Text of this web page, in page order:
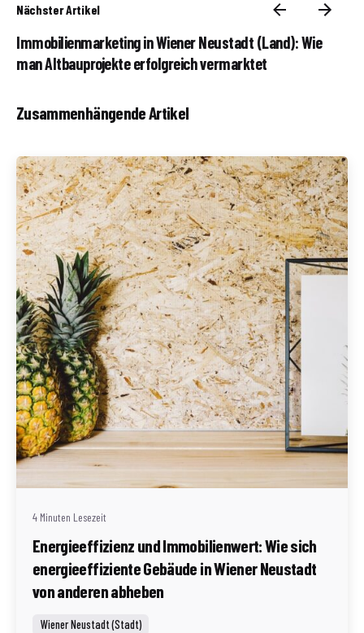
Nächster Artikel
Immobilienmarketing in Wiener Neustadt (Land): Wie
man Altbauprojekte erfolgreich vermarktet
Zusammenhängende Artikel
Geschrieben von
Redaktion Immofragen Wiener Neustadt Stadt /
Land
4 Minuten Lesezeit
Energieeffizienz und Immobilienwert: Wie sich
energieeffiziente Gebäude in Wiener Neustadt
von anderen abheben
Wiener Neustadt (Stadt)